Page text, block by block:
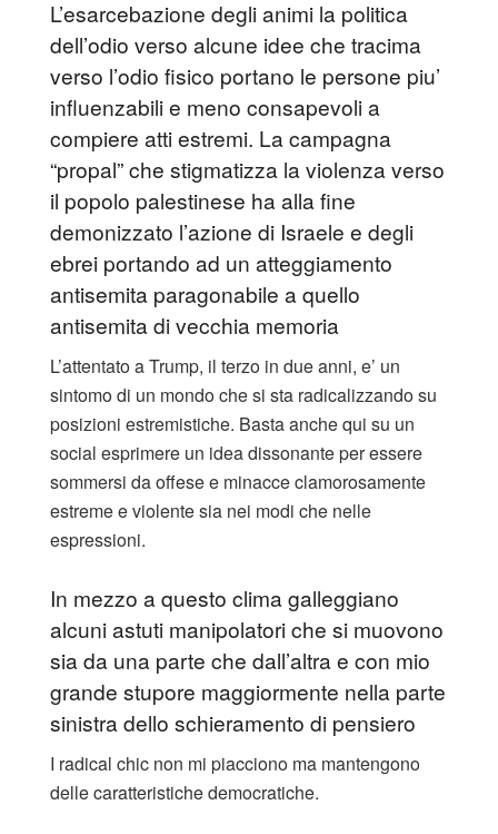
L’esarcebazione degli animi la politica
dell’odio verso alcune idee che tracima
verso l’odio fisico portano le persone piu’
influenzabili e meno consapevoli a
compiere atti estremi. La campagna
“propal” che stigmatizza la violenza verso
il popolo palestinese ha alla fine
demonizzato l’azione di Israele e degli
ebrei portando ad un atteggiamento
antisemita paragonabile a quello
antisemita di vecchia memoria
L’attentato a Trump, il terzo in due anni, e’ un
sintomo di un mondo che si sta radicalizzando su
posizioni estremistiche. Basta anche qui su un
social esprimere un idea dissonante per essere
sommersi da offese e minacce clamorosamente
estreme e violente sia nei modi che nelle
espressioni.
In mezzo a questo clima galleggiano
alcuni astuti manipolatori che si muovono
sia da una parte che dall’altra e con mio
grande stupore maggiormente nella parte
sinistra dello schieramento di pensiero
I radical chic non mi piacciono ma mantengono
delle caratteristiche democratiche.